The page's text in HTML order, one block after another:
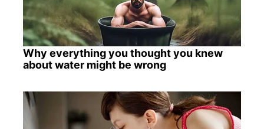
Why everything you thought you knew
about water might be wrong